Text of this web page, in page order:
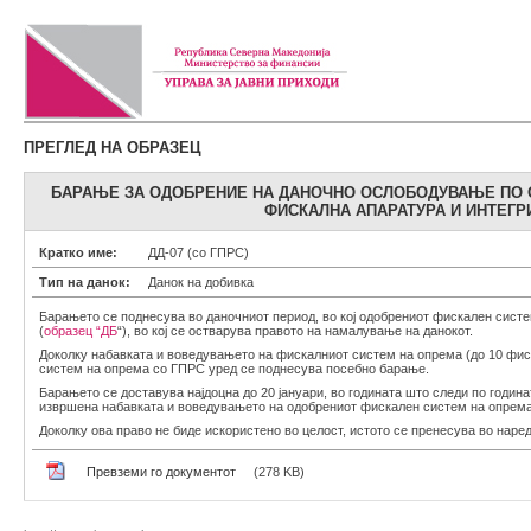
ПРЕГЛЕД НА ОБРАЗЕЦ
БАРАЊЕ ЗА ОДОБРЕНИЕ НА ДАНОЧНО ОСЛОБОДУВАЊЕ
ФИСКАЛНА АПАРАТУРА И
Кратко име: ДД-07 (со ГПРС)
Тип на данок: Данок на добивка
Барањето се поднесува во даночниот период, во кој одобрениот фискален
(образец “ДБ“), во кој се остварува правото на намалување на данокот.
Доколку набавката и воведувањето на фискалниот систем на опрема (до 10
систем на опрема со ГПРС уред се поднесува посебно барање.
Барањето се доставува најдоцна до 20 јануари, во годината што следи по
извршена набавката и воведувањето на одобрениот фискален систем на
Доколку ова право не биде искористено во целост, истото се пренесува во
Превземи го документот (278 KB)